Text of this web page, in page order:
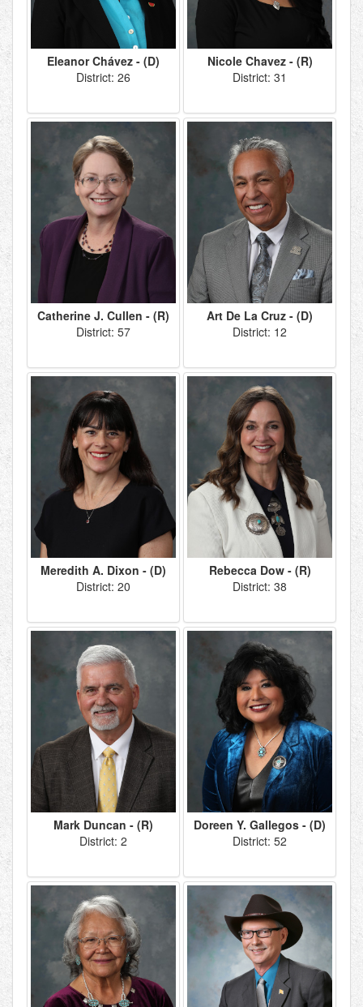
Eleanor Chávez - (D)
District: 26
Nicole Chavez - (R)
District: 31
Catherine J. Cullen - (R)
District: 57
Art De La Cruz - (D)
District: 12
Meredith A. Dixon - (D)
District: 20
Rebecca Dow - (R)
District: 38
Mark Duncan - (R)
District: 2
Doreen Y. Gallegos - (D)
District: 52